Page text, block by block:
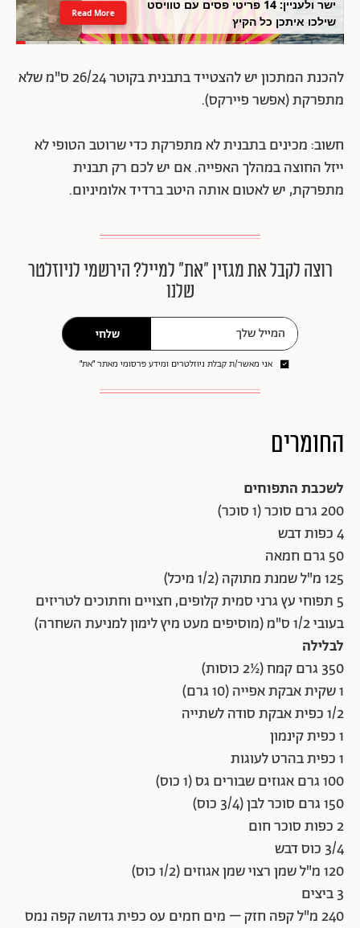
ישר ולעניין: 14 פריטי פסים עם טוויסט
שילכו איתכן כל הקיץ
Read More
להכנת המתכון יש להצטייד בתבנית בקוטר 26/24 ס"מ שלא
מתפרקת (אפשר פיירקס).
חשוב: מכינים בתבנית לא מתפרקת כדי שרוטב הטופי לא
ייזל החוצה במהלך האפייה. אם יש לכם רק תבנית
מתפרקת, יש לאטום אותה היטב ברדיד אלומיניום.
רוצה לקבל את מגזין ״את״ למייל? הירשמי לניוזלטר
שלנו
שלחי
אני מאשר/ת קבלת ניוזלטרים ומידע פרסומי מאתר ״את״
החומרים
לשכבת התפוחים
200 גרם סוכר (1 סוכר)
4 כפות דבש
50 גרם חמאה
125 מ"ל שמנת מתוקה (1/2 מיכל)
5 תפוחי עץ גרני סמית קלופים, חצויים וחתוכים לטריזים
בעובי 1/2 ס"מ (מוסיפים מעט מיץ לימון למניעת השחרה)
לבלילה
350 גרם קמח (½2 כוסות)
1 שקית אבקת אפייה (10 גרם)
1/2 כפית אבקת סודה לשתייה
1 כפית קינמון
1 כפית בהרט לעוגות
100 גרם אגוזים שבורים גס (1 כוס)
150 גרם סוכר לבן (3/4 כוס)
2 כפות סוכר חום
3/4 כוס דבש
120 מ"ל שמן רצוי שמן אגוזים (1/2 כוס)
3 ביצים
240 מ"ל קפה חזק – מים חמים עo כפית גדושה קפה נמס